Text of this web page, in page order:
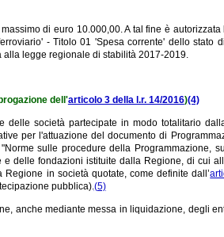
di euro 10.000,00. A tal fine è autorizzata
- Titolo 01 'Spesa corrente' dello stato
legge regionale di stabilità 2017-2019.
dell'articolo 3 della l.r. 14/2016)(4)
società partecipate in modo totalitario
per l'attuazione del documento di
sulle procedure della Programmazione,
delle fondazioni istituite dalla Regione, di cui
in società quotate, come definite dall’
pubblica).(5)
anche mediante messa in liquidazione, degli